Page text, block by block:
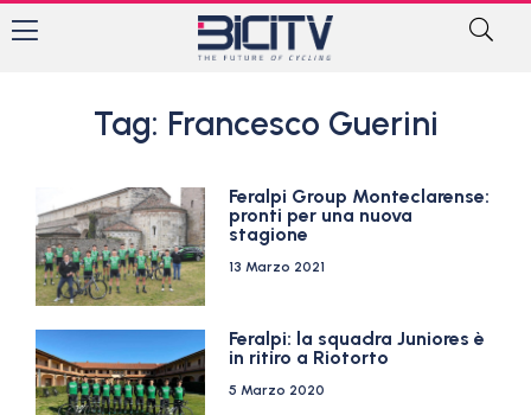
Tag: Francesco Guerini
Feralpi Group Monteclarense:
pronti per una nuova
stagione
13 Marzo 2021
Feralpi: la squadra Juniores è
in ritiro a Riotorto
5 Marzo 2020